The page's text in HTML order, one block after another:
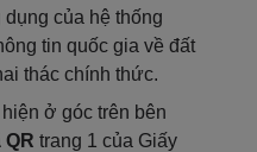
của hệ thống
tin quốc gia về đất
thác chính thức.
ở góc trên bên
trang 1 của Giấy